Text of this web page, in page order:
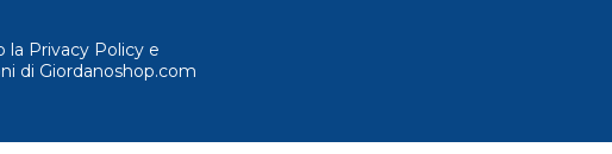
Privacy Policy e
di Giordanoshop.com